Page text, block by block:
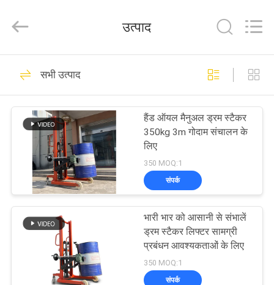
उत्पादों
वीडियो
बारे
कारखाना
Machinery
Co.,Ltd.
Reserved.
इलेक्ट्रिक पैलेट स्टेकर
140
सेमी इलेक्ट्रिक पैलेट
स्टेकर
29
उत्पाद
सभी उत्पाद
हैंड ऑयल मैनुअल ड्रम स्टैकर
350kg 3m गोदाम संचालन के
लिए
350 MOQ:1
संपर्क
भारी भार को आसानी से संभालें
ड्रम स्टैकर लिफ्टर सामग्री
प्रबंधन आवश्यकताओं के लिए
350 MOQ:1
संपर्क